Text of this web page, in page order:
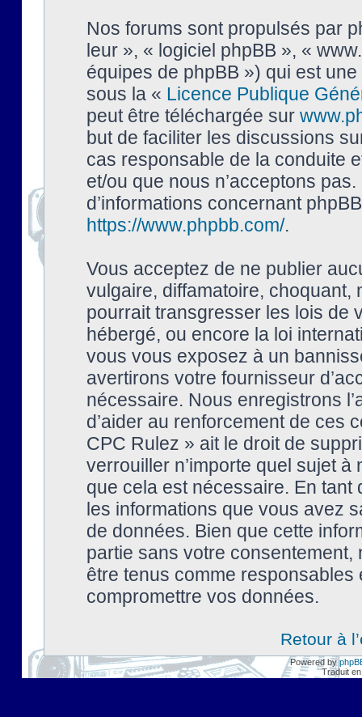
Nos forums sont propulsés par
leur », « logiciel phpBB », «
équipes de phpBB ») qui est
sous la « Licence Publique
peut être téléchargée sur
but de faciliter les discussions
cas responsable de la conduite
et/ou que nous n’acceptons
d’informations concernant
https://www.phpbb.com/.
Vous acceptez de ne publier
vulgaire, diffamatoire, choquant,
pourrait transgresser les lois de
hébergé, ou encore la loi
vous vous exposez à un
avertirons votre fournisseur
nécessaire. Nous enregistrons
d’aider au renforcement de ces
CPC Rulez » ait le droit de
verrouiller n’importe quel sujet à
que cela est nécessaire. En tant
les informations que vous avez
de données. Bien que cette
partie sans votre
être tenus comme
compromettre vos données.
Retour à
Powered by
Traduit